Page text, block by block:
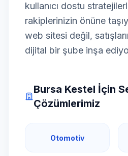
kullanıcı dostu
rakiplerinizin önüne
web sitesi değil,
dijital bir şube inşa
Bursa Kestel İçin
Çözümlerimiz
Otomotiv